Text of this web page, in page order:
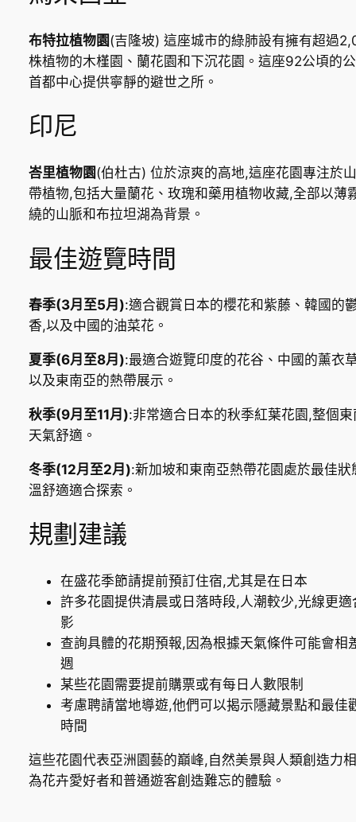
布特拉植物園(吉隆坡) 這座城市的綠肺設有擁有超過
株植物的木槿園、蘭花園和下沉花園。這座92公頃的
首都中心提供寧靜的避世之所。
印尼
峇里植物園(伯杜古) 位於涼爽的高地,這座花園專注於
帶植物,包括大量蘭花、玫瑰和藥用植物收藏,全部以薄
繞的山脈和布拉坦湖為背景。
最佳遊覽時間
春季(3月至5月):適合觀賞日本的櫻花和紫藤、韓國的
香,以及中國的油菜花。
夏季(6月至8月):最適合遊覽印度的花谷、中國的薰衣
以及東南亞的熱帶展示。
秋季(9月至11月):非常適合日本的秋季紅葉花園,整個東
天氣舒適。
冬季(12月至2月):新加坡和東南亞熱帶花園處於最佳狀
溫舒適適合探索。
規劃建議
在盛花季節請提前預訂住宿,尤其是在日本
許多花園提供清晨或日落時段,人潮較少,光線更適
影
查詢具體的花期預報,因為根據天氣條件可能會相
週
某些花園需要提前購票或有每日人數限制
考慮聘請當地導遊,他們可以揭示隱藏景點和最佳
時間
這些花園代表亞洲園藝的巔峰,自然美景與人類創造力
為花卉愛好者和普通遊客創造難忘的體驗。